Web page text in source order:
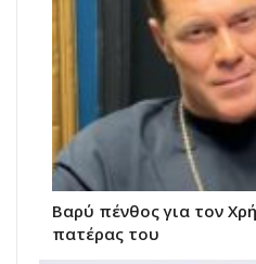
Βαρύ πένθος για τον
πατέρας του